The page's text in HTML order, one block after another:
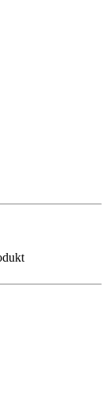
z polityką
są przydatne